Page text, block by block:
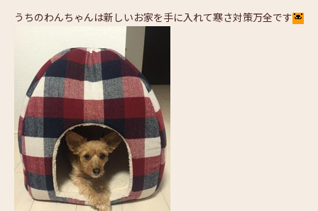
うちのわんちゃんは新しいお家を手に入れて寒さ対策万全です